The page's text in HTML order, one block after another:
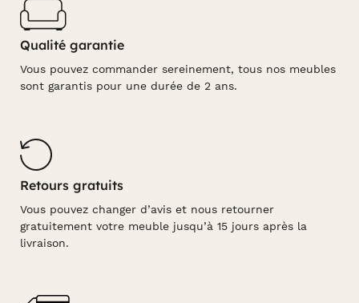
Qualité garantie
Vous pouvez commander sereinement, tous nos meubles
sont garantis pour une durée de 2 ans.
Retours gratuits
Vous pouvez changer d’avis et nous retourner
gratuitement votre meuble jusqu’à 15 jours après la
livraison.